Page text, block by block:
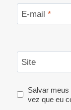
E-mail *
Site
Salvar
vez que eu